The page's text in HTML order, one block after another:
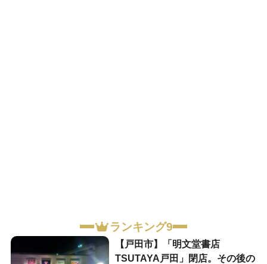
ランキング9
【戸田市】「明文堂書店
TSUTAYA戸田」閉店。その後の